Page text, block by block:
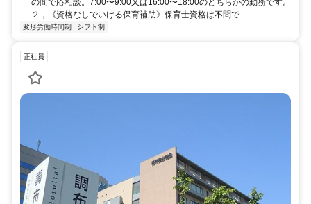
の間で応相談。7:00〜9:00又は16:00〜18:00のどちらかの勤務です。
２，《資格なしでいける保育補助》保育士資格は不問で...
変形労働時間制 シフト制
正社員